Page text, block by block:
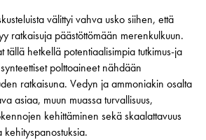
välittyi vahva usko siihen, että
ratkaisuja päästöttömään merenkulkuun.
tällä hetkellä potentiaalisimpia tutkimus-ja
polttoaineet nähdään
ratkaisuna. Vedyn ja ammoniakin osalta
asiaa, muun muassa turvallisuus,
kehittäminen sekä skaalattavuus
kehityspanostuksia.